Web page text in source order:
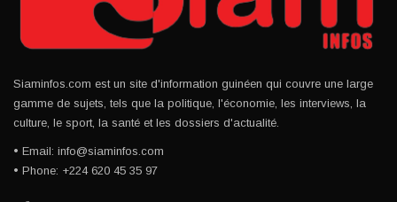
Siaminfos.com est un site d'information guinéen qui couvre une large
gamme de sujets, tels que la politique, l'économie, les interviews, la
culture, le sport, la santé et les dossiers d'actualité.
• Email: info@siaminfos.com
• Phone: +224 620 45 35 97